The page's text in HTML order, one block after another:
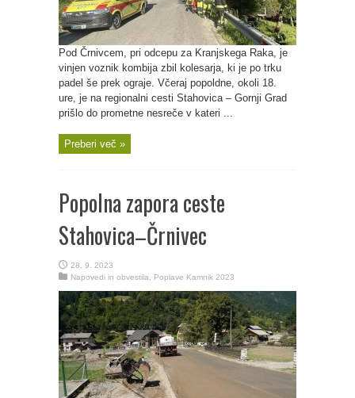
Pod Črnivcem, pri odcepu za Kranjskega Raka, je
vinjen voznik kombija zbil kolesarja, ki je po trku
padel še prek ograje. Včeraj popoldne, okoli 18.
ure, je na regionalni cesti Stahovica – Gornji Grad
prišlo do prometne nesreče v kateri ...
Preberi več »
Popolna zapora ceste
Stahovica–Črnivec
28. 9. 2023
Napovedi in obvestila
Poplave Kamnik 2023